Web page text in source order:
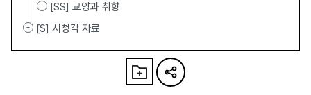
[SS] 교양과 취향
[S] 시청각 자료